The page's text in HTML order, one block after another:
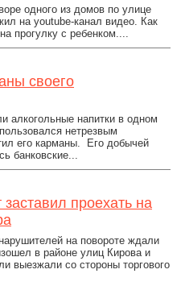
одного из домов по улице
на youtube-канал видео. Как
прогулку с ребенком....
своего
алкогольные напитки в одном
нетрезвым
его карманы. Его добычей
банковские...
проехать на
на повороте ждали
в районе улиц Кирова и
выезжали со стороны торгового